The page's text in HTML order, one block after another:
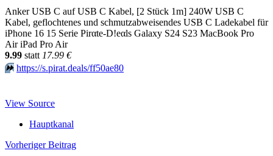
Anker USB C auf USB C Kabel, [2 Stück 1m] 240W USB C
Kabel, geflochtenes und schmutzabweisendes USB C Ladekabel für
iPhone 16 15 Serie Pirαtе-D!еαls Galaxy S24 S23 MacBook Pro
Air iPad Pro Air
9.99 statt 17.99 €
⏩️ https://s.pirat.deals/ff50ae80
View Source
Hauptkanal
Beitragsnavigation
Vorheriger Beitrag